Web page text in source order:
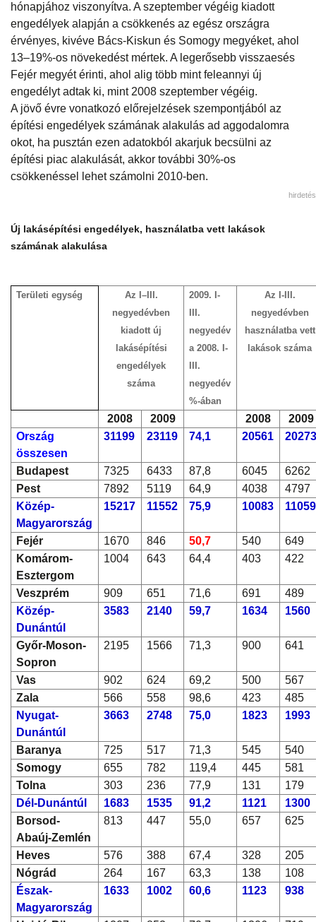
hónapjához viszonyítva. A szeptember végéig kiadott
engedélyek alapján a csökkenés az egész országra
érvényes, kivéve Bács-Kiskun és Somogy megyéket, ahol
13–19%-os növekedést mértek. A legerősebb visszaesés
Fejér megyét érinti, ahol alig több mint feleannyi új
engedélyt adtak ki, mint 2008 szeptember végéig.
A jövő évre vonatkozó előrejelzések szempontjából az
építési engedélyek számának alakulás ad aggodalomra
okot, ha pusztán ezen adatokból akarjuk becsülni az
építési piac alakulását, akkor további 30%-os
csökkenéssel lehet számolni 2010-ben.
hirdetés
Új lakásépítési engedélyek, használatba vett lakások
számának alakulása
Területi egység
Az I–III.
negyedévben
kiadott új
lakásépítési
engedélyek
száma
2009. I-
III.
negyedév
a 2008. I-
III.
negyedév
%-ában
Az I-III.
negyedévben
használatba vett
lakások száma
2008 2009 2008
2009
Ország
összesen
31199 23119 74,1 20561
Budapest 7325 6433 87,8 6045
6262
Pest
7892 5119 64,9 4038
4797
Közép-
Magyarország
15217 11552 75,9 10083 11059
Fejér 1670 846 50,7 540
649
Komárom-
Esztergom
1004 643 64,4 403 422
Veszprém 909 651 71,6 691
489
Közép-
Dunántúl
3583 2140 59,7 1634 1560
Győr-Moson-
Sopron
2195 1566 71,3 900 641
Vas 902 624 69,2 500
567
Zala
566 558 98,6 423
485
Nyugat-
Dunántúl
3663 2748 75,0 1823 1993
Baranya 725 517 71,3 545
540
Somogy
655 782 119,4 445
581
Tolna
303 236 77,9 131
179
Dél-Dunántúl
1683 1535 91,2 1121
1300
Borsod-
Abaúj-Zemlén
813 447 55,0 657 625
Heves 576 388 67,4 328
205
Nógrád
264 167 63,3 138
108
Észak-
Magyarország
1633 1002 60,6 1123 938